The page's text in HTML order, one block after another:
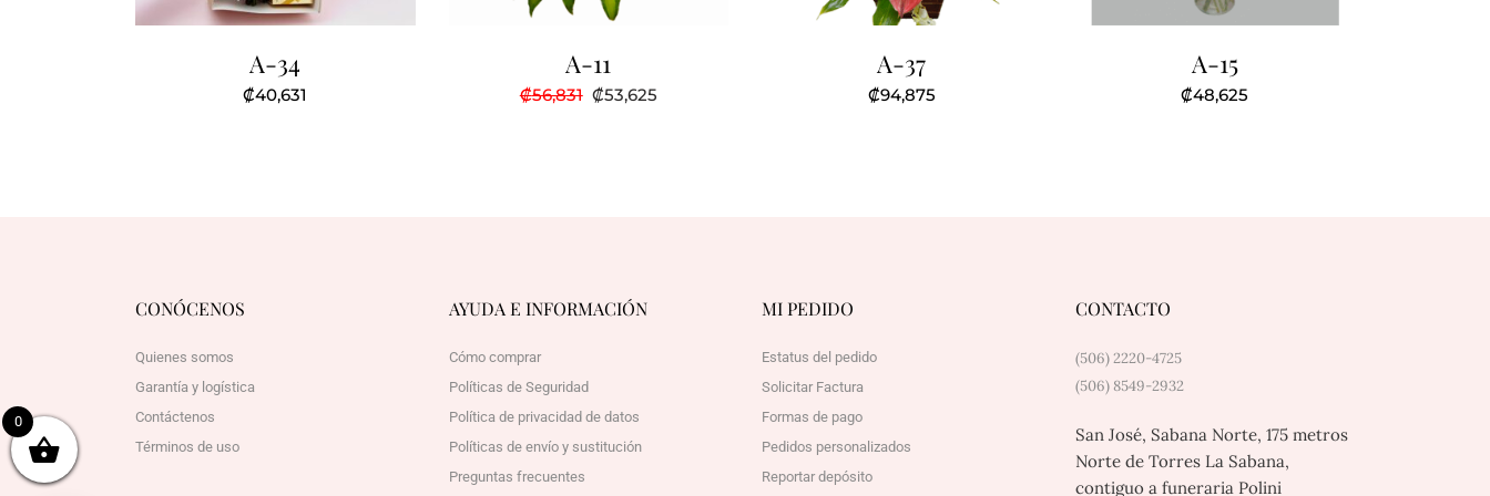
A-34
₡40,631
A-11
₡56,831 El
precio
₡53,625El
A-37
₡94,875
A-15
₡48,625
CONÓCENOS
Quienes somos
Garantía y logística
Contáctenos
Términos de uso
AYUDA E INFORMACIÓN
Cómo comprar
Políticas de Seguridad
Política de privacidad de datos
Políticas de envío y sustitución
Preguntas frecuentes
MI PEDIDO
Estatus del pedido
Solicitar Factura
Formas de pago
Pedidos personalizados
Reportar depósito
CONTACTO
(506) 2220-4725
(506) 8549-2932
San José, Sabana Norte, 175 metros
Norte de Torres La Sabana,
contiguo a funeraria Polini
0